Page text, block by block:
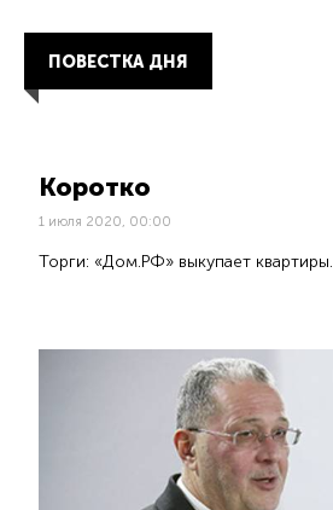
ПОВЕСТКА ДНЯ
Коротко
1 июля 2020, 00:00
Торги: «Дом.РФ» выкупает квартиры.